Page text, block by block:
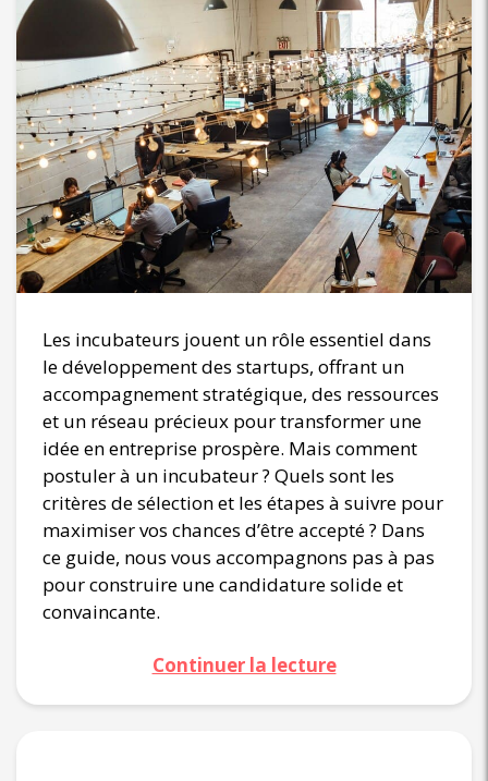
Les incubateurs jouent un rôle essentiel dans
le développement des startups, offrant un
accompagnement stratégique, des ressources
et un réseau précieux pour transformer une
idée en entreprise prospère. Mais comment
postuler à un incubateur ? Quels sont les
critères de sélection et les étapes à suivre pour
maximiser vos chances d’être accepté ? Dans
ce guide, nous vous accompagnons pas à pas
pour construire une candidature solide et
convaincante.
Continuer la lecture